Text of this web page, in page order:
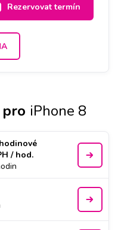
Rezervovat termín
iPhone 8
/ hod.